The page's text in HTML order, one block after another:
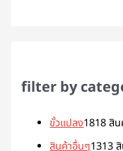
filter by
ขั้วแปลง1818 สิน
สินค้าอื่นๆ1313